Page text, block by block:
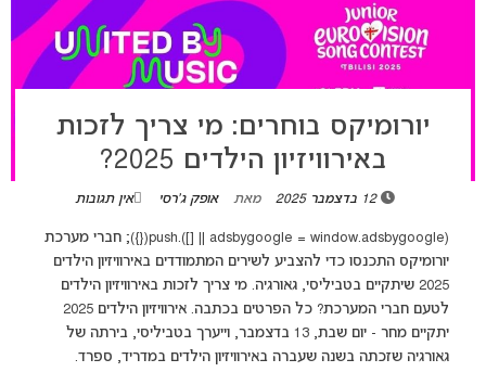
יורומיקס בוחרים: מי צריך לזכות
באירוויזיון הילדים 2025?
12 בדצמבר 2025 מאת אופק ג'רסי אין תגובות
(adsbygoogle = window.adsbygoogle || []).push({}); חברי מערכת
יורומיקס התכנסו כדי להצביע לשירים המתמודדים באירוויזיון הילדים
2025 שיתקיים בטביליסי, גאורגיה. מי צריך לזכות באירוויזיון הילדים
לטעם חברי המערכת? כל הפרטים בכתבה. אירוויזיון הילדים 2025
יתקיים מחר - יום שבת, 13 בדצמבר, וייערך בטביליסי, בירתה של
גאורגיה שזכתה בשנה שעברה באירוויזיון הילדים במדריד, ספרד.